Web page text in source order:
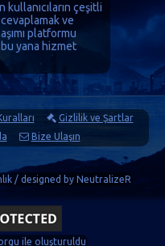
kullanıcıların çeşitli
ve
platformu
bu yana hizmet
Gizlilik ve Şartlar
Bize Ulaşın
/ designed by NeutralizeR
ile oluşturuldu